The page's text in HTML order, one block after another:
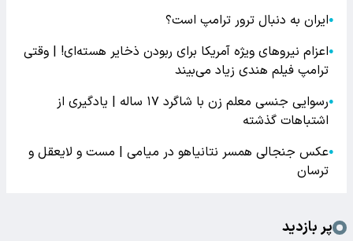
●ایران به دنبال ترور ترامپ است؟
●اعزام نیروهای ویژه آمریکا برای ربودن ذخایر هسته‌ای! | وقتی
ترامپ فیلم هندی زیاد می‌بیند
●
رسوایی جنسی معلم زن با شاگرد ۱۷ ساله | یادگیری از
اشتباهات گذشته
●عکس جنجالی همسر نتانیاهو در میامی | مست و لایعقل و
ترسان
پر بازدید